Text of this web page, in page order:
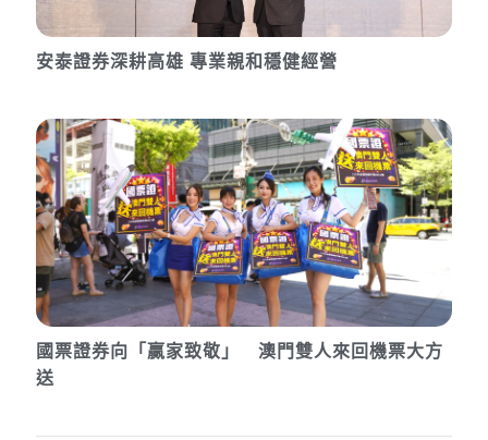
安泰證券深耕高雄 專業親和穩健經營
國票證券向「贏家致敬」 澳門雙人來回機票大方
送